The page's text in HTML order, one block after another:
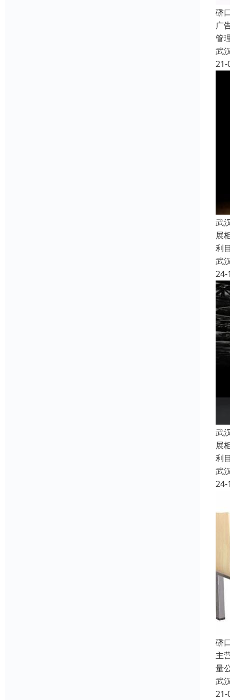
硚
广
管
武
21-
武
展
利
武
24-
武
展
利
武
24-
硚
主
量
武
21-